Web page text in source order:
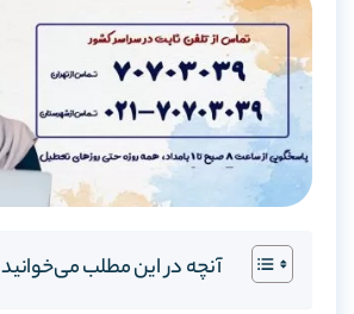
آنچه در این مطلب می‌خوانید